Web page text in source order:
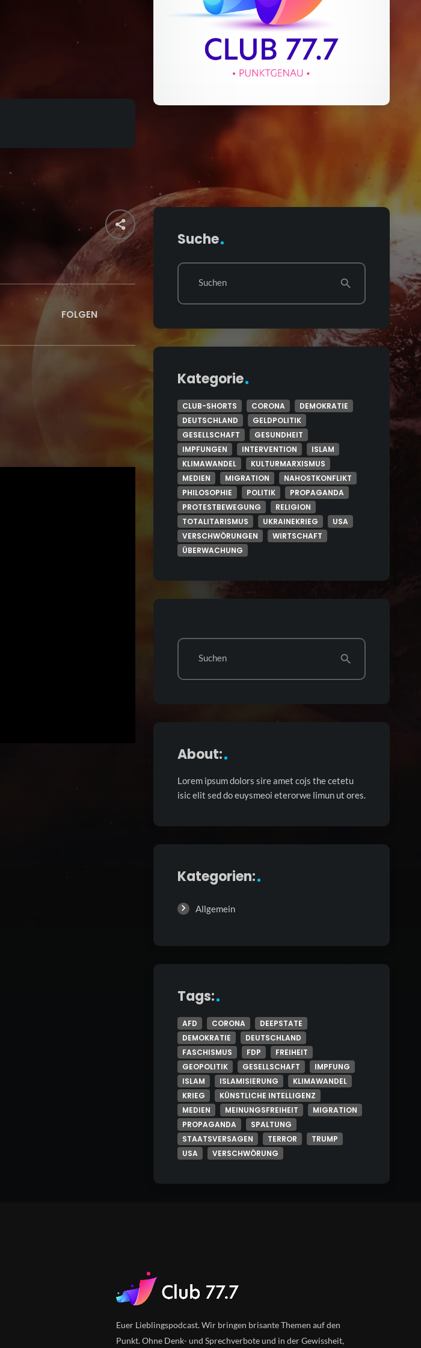
FOLGEN
Suche
Suchen search
Kategorie
CLUB-SHORTS CORONA
DEMOKRATIE
DEUTSCHLAND
GELDPOLITIK
GESELLSCHAFT
GESUNDHEIT
IMPFUNGEN
INTERVENTION
ISLAM
KLIMAWANDEL
KULTURMARXISMUS
MEDIEN
MIGRATION
NAHOSTKONFLIKT
PHILOSOPHIE
POLITIK
PROPAGANDA
PROTESTBEWEGUNG
RELIGION
TOTALITARISMUS
UKRAINEKRIEG
USA
VERSCHWÖRUNGEN
WIRTSCHAFT
ÜBERWACHUNG
Suchen search
About:
Lorem ipsum dolors sire amet cojs the cetetu
isic elit sed do euysmeoi eterorwe limun ut ores.
Kategorien:
Allgemein
Tags:
AFD CORONA
DEEPSTATE
DEMOKRATIE
DEUTSCHLAND
FASCHISMUS
FDP
FREIHEIT
GEOPOLITIK
GESELLSCHAFT
IMPFUNG
ISLAM
ISLAMISIERUNG
KLIMAWANDEL
KRIEG
KÜNSTLICHE INTELLIGENZ
MEDIEN
MEINUNGSFREIHEIT
MIGRATION
PROPAGANDA
SPALTUNG
STAATSVERSAGEN
TERROR
TRUMP
USA
VERSCHWÖRUNG
Euer Lieblingspodcast. Wir bringen brisante Themen auf den
Punkt. Ohne Denk- und Sprechverbote und in der Gewissheit,